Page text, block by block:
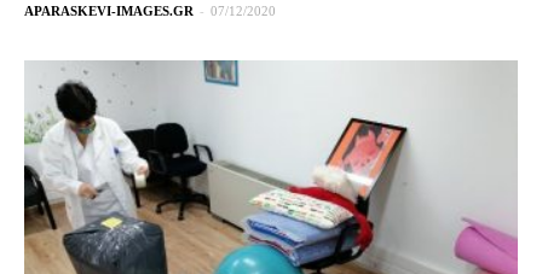
APARASKEVI-IMAGES.GR - 07/12/2020